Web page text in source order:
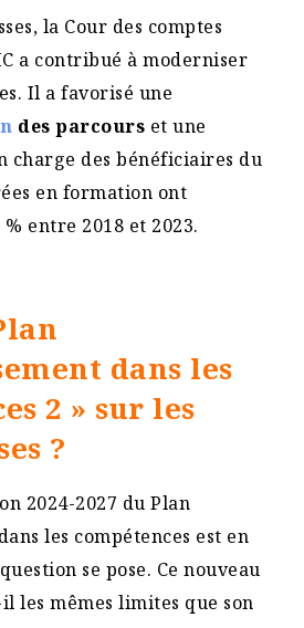
la Cour des comptes
a contribué à moderniser
Il a favorisé une
des parcours et une
charge des bénéficiaires du
en formation ont
entre 2018 et 2023.
dans les
2 » sur les
?
2024-2027 du Plan
les compétences est en
se pose. Ce nouveau
les mêmes limites que son